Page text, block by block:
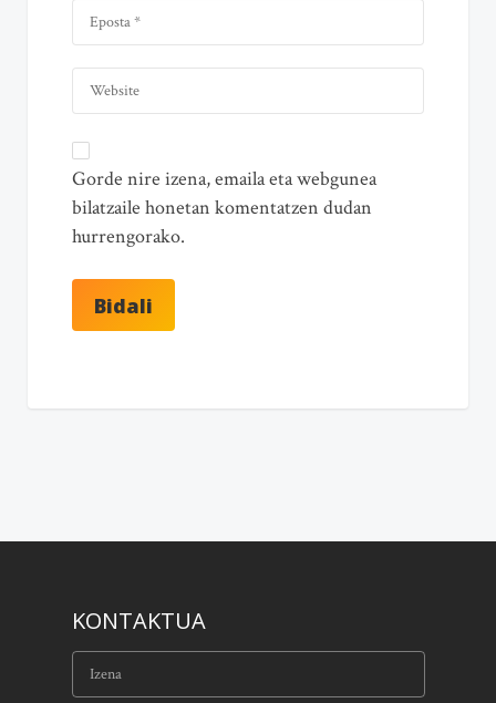
Gorde nire izena, emaila eta webgunea
bilatzaile honetan komentatzen dudan
hurrengorako.
KONTAKTUA